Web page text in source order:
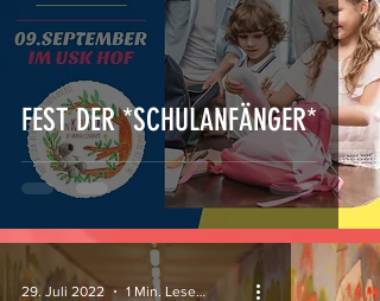
FEST DER *SCHULANFÄNGER*
29. Juli 2022 1 Min. Lesezeit